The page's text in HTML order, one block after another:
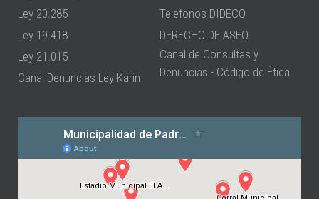
Ley 20.285
Ley 19.418
Ley 21.015
Canal Denuncias Ley Karin
Telefonos DIDECO
DERECHO DE ASEO
Canal de Consultas y
Denuncias - Código de Ética